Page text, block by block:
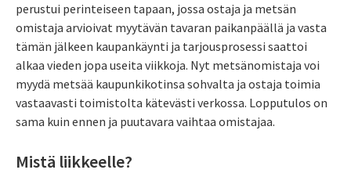
perustui perinteiseen tapaan, jossa ostaja ja metsän
omistaja arvioivat myytävän tavaran paikanpäällä ja vasta
tämän jälkeen kaupankäynti ja tarjousprosessi saattoi
alkaa vieden jopa useita viikkoja. Nyt metsänomistaja voi
myydä metsää kaupunkikotinsa sohvalta ja ostaja toimia
vastaavasti toimistolta kätevästi verkossa. Lopputulos on
sama kuin ennen ja puutavara vaihtaa omistajaa.
Mistä liikkeelle?